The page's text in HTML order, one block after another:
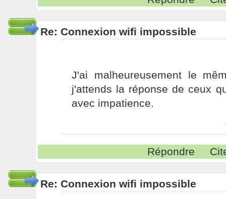
Re: Connexion wifi impossible
J'ai malheureusement le
j'attends la réponse de ceux
avec impatience.
Répondre
Re: Connexion wifi impossible